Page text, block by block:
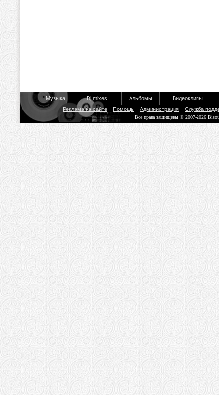
Музыка Dj mixes Альбомы
Видеоклипы
Реклама на сайте
Помощь Администрация Служба
Все права защищены © 2007-2026